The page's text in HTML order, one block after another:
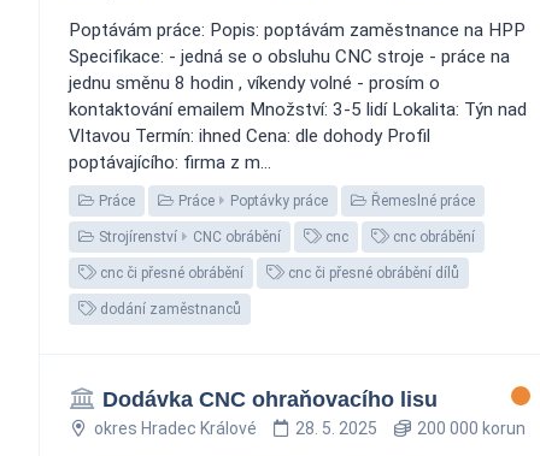
Poptávám práce: Popis: poptávám zaměstnance na HPP
Specifikace: - jedná se o obsluhu CNC stroje - práce na
jednu směnu 8 hodin , víkendy volné - prosím o
kontaktování emailem Množství: 3-5 lidí Lokalita: Týn nad
Vltavou Termín: ihned Cena: dle dohody Profil
poptávajícího: firma z m...
Práce Práce Poptávky práce Řemeslné práce
Strojírenství CNC obrábění cnc cnc obrábění
cnc či přesné obrábění cnc či přesné obrábění dílů
dodání zaměstnanců
Dodávka CNC ohraňovacího lisu
okres Hradec Králové 28. 5. 2025 200 000 korun